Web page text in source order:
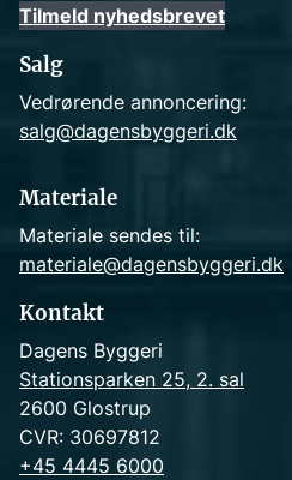
Tilmeld nyhedsbrevet
Salg
Vedrørende annoncering:
salg@dagensbyggeri.dk
Materiale
Materiale sendes til:
materiale@dagensbyggeri.dk
Kontakt
Dagens Byggeri
Stationsparken 25, 2. sal
2600 Glostrup
CVR: 30697812
+45 4445 6000